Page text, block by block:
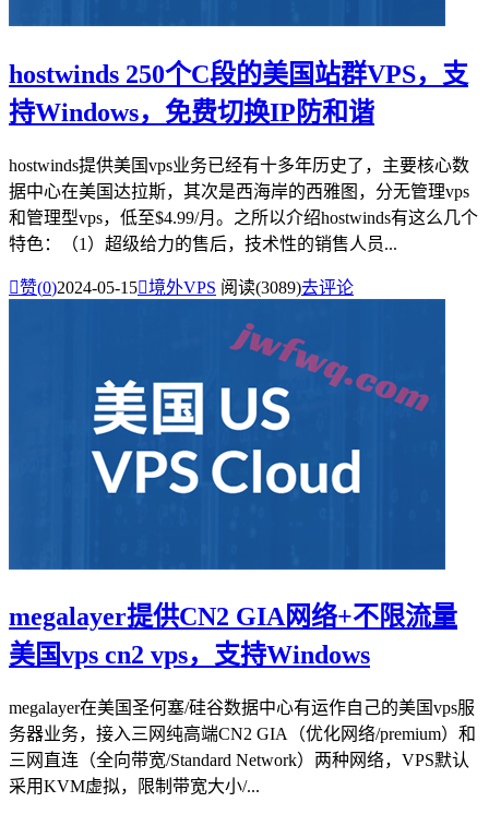
hostwinds 250个C段的美国站群VPS，支
持Windows，免费切换IP防和谐
hostwinds提供美国vps业务已经有十多年历史了，主要核心数
据中心在美国达拉斯，其次是西海岸的西雅图，分无管理vps
和管理型vps，低至$4.99/月。之所以介绍hostwinds有这么几个
特色：（1）超级给力的售后，技术性的销售人员...
赞(0)2024-05-15境外VPS 阅读(3089)去评论
megalayer提供CN2 GIA网络+不限流量
美国vps cn2 vps，支持Windows
megalayer在美国圣何塞/硅谷数据中心有运作自己的美国vps服
务器业务，接入三网纯高端CN2 GIA（优化网络/premium）和
三网直连（全向带宽/Standard Network）两种网络，VPS默认
采用KVM虚拟，限制带宽大小/...